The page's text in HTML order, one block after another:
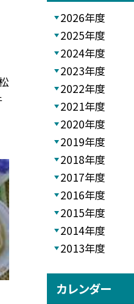
2026年度
2025年度
2024年度
2023年度
2022年度
2021年度
2020年度
2019年度
2018年度
2017年度
2016年度
2015年度
2014年度
2013年度
カレンダー